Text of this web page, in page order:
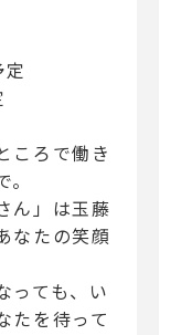
定
ころで働き
。
ん」は玉藤
なたの笑顔
っても、い
たを待って